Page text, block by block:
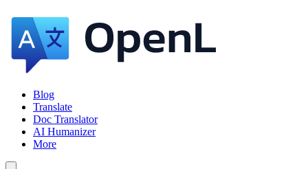
Blog
Translate
Doc Translator
AI Humanizer
More